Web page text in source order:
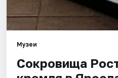
Музеи
Сокровища